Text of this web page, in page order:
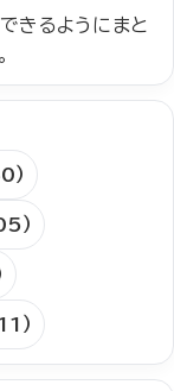
きるようにまと
）
）
）